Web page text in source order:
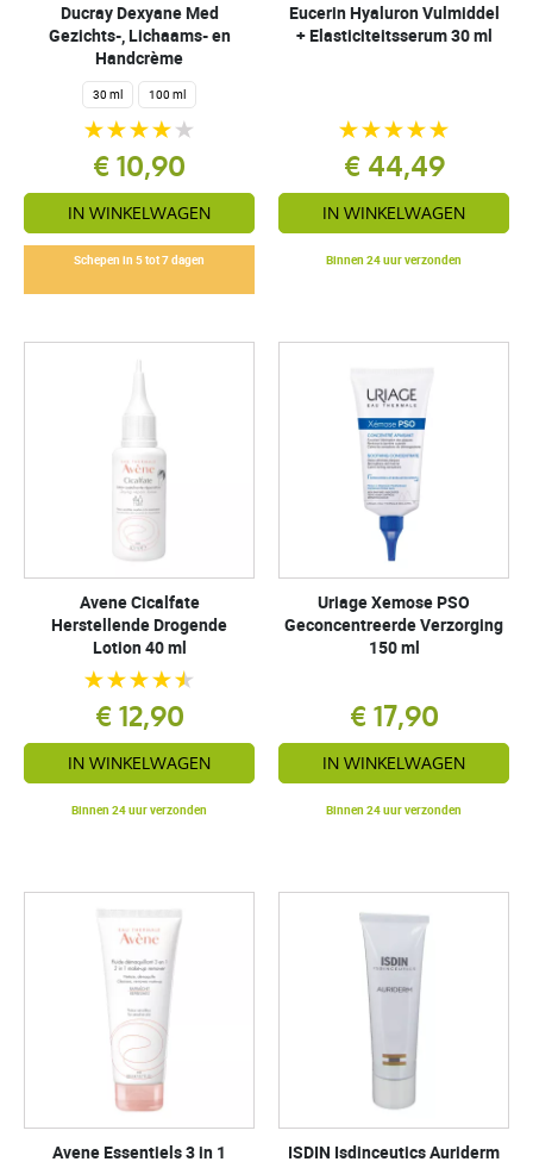
Ducray Dexyane Med
Gezichts-, Lichaams- en
Handcrème
30 ml 100 ml
€ 10,90
IN WINKELWAGEN
Schepen in 5 tot 7 dagen
Eucerin Hyaluron Vulmiddel
+ Elasticiteitsserum 30 ml
€ 44,49
IN WINKELWAGEN
Binnen 24 uur verzonden
Avene Cicalfate
Herstellende Drogende
Lotion 40 ml
€ 12,90
IN WINKELWAGEN
Binnen 24 uur verzonden
Uriage Xemose PSO
Geconcentreerde Verzorging
150 ml
€ 17,90
IN WINKELWAGEN
Binnen 24 uur verzonden
Avene Essentiels 3 in 1
ISDIN Isdinceutics Auriderm